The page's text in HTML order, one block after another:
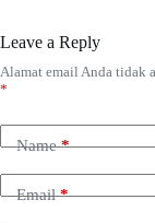
Leave a Reply
Alamat email Anda tidak
*
Name*
Email*